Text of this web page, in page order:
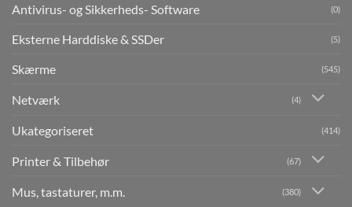
Antivirus- og Sikkerheds- Software (0)
Eksterne Harddiske & SSDer (5)
Skærme (545)
Netværk (4)
Ukategoriseret (414)
Printer & Tilbehør (67)
Mus, tastaturer, m.m. (380)